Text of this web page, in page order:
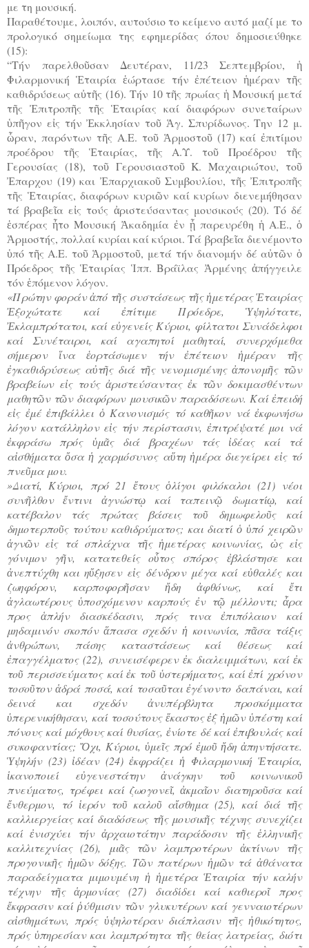
με τη μουσική.
Παραθέτουμε, λοιπόν, αυτούσιο το κείμενο αυτό μαζί με το
προλογικό σημείωμα της εφημερίδας όπου δημοσιεύθηκε
(15):
“Τήν παρελθοῦσαν Δευτέραν, 11/23 Σεπτεμβρίου, ἡ
Φιλαρμονική Ἑταιρία ἑώρτασε τήν ἐπέτειον ἡμέραν τῆς
καθιδρύσεως αὐτῆς (16). Τήν 10 τῆς πρωίας ἡ Μουσική μετά
τῆς Ἐπιτροπῆς τῆς Ἑταιρίας καί διαφόρων συνεταίρων
ὑπῆγον εἰς τήν Ἐκκλησίαν τοῦ Ἁγ. Σπυρίδωνος. Την 12 μ.
ὧραν, παρόντων τῆς Α.Ε. τοῦ Ἁρμοστοῦ (17) καί ἐπιτίμου
προέδρου τῆς Ἑταιρίας, τῆς Α.Υ. τοῦ Προέδρου τῆς
Γερουσίας (18), τοῦ Γερουσιαστοῦ Κ. Μαχαιριώτου, τοῦ
Ἐπαρχου (19) και Ἐπαρχιακοῦ Συμβουλίου, τῆς Ἐπιτροπῆς
τῆς Ἑταιρίας, διαφόρων κυριῶν καί κυρίων διενεμήθησαν
τά βραβεῖα εἰς τούς ἀριστεύσαντας μουσικούς (20). Τό δέ
ἑσπέρας ἦτο Μουσική Ἀκαδημία ἐν ᾗ παρευρέθη ἡ Α.Ε., ὁ
Ἁρμοστής, πολλαί κυρίαι καί κύριοι. Τά βραβεῖα διενέμοντο
ὑπό τῆς Α.Ε. τοῦ Ἁρμοστοῦ, μετά τήν διανομήν δέ αὐτῶν ὁ
Πρόεδρος τῆς Ἑταιρίας Ἱππ. Βράϊλας Ἀρμένης ἀπήγγειλε
τόν ἑπόμενον λόγον.
«Πρώτην φοράν ἀπό τῆς συστάσεως τῆς ἡμετέρας Ἑταιρίας
Ἐξοχώτατε καί ἐπίτιμε Πρόεδρε, Ὑψηλότατε,
Ἐκλαμπρότατοι, καί εὐγενείς Κύριοι, φίλτατοι Συνάδελφοι
καί Συνέταιροι, καί αγαπητοί μαθηταί, συνερχόμεθα
σήμερον ἵνα ἑορτάσωμεν τήν ἐπέτειον ἡμέραν τῆς
ἐγκαθιδρύσεως αὐτῆς διά τῆς νενομισμένης ἀπονομῆς τῶν
βραβείων εἰς τούς ἀριστεύσαντας ἐκ τῶν δοκιμασθέντων
μαθητῶν τῶν διαφόρων μουσικῶν παραδόσεων. Καί ἐπειδή
εἰς ἐμέ ἐπιβάλλει ὁ Κανονισμός τό καθῆκον νά ἐκφωνήσω
λόγον κατάλληλον εἰς τήν περίστασιν, ἐπιτρέψατέ μοι νά
ἐκφράσω πρός ὑμᾶς διά βραχέων τάς ἰδέας καί τά
αἰσθήματα ὄσα ἡ χαρμόσυνος αὕτη ἡμέρα διεγείρει εἰς τό
πνεῦμα μου.
»Διατί, Κύριοι, πρό 21 ἔτους ὁλίγοι φιλόκαλοι (21) νέοι
συνῆλθον ἔντινι ἀγνώστῳ καί ταπεινῷ δωματίῳ, καί
κατέβαλον τάς πρώτας βάσεις τοῦ δημωφελοῦς καί
δημοτερποῦς τούτου καθιδρύματος; και διατί ὁ ὑπό χειρῶν
ἁγνῶν εἰς τά σπλάχνα τῆς ἡμετέρας κοινωνίας, ὡς εἰς
γόνιμον γῆν, κατατεθείς οὗτος σπόρος ἐβλάστησε και
ἀνεπτύχθη και ηὔξησεν εἰς δένδρον μέγα καί εὐθαλές και
ζωηφόρον, καρποφορῆσαν ἤδη ἀφθόνως, καί ἔτι
ἀγλαωτέρους ὑποσχόμενον καρπούς ἐν τῷ μέλλοντι; ἆρα
προς ἁπλήν διασκέδασιν, πρός τινα ἐπιπόλαιον καί
μηδαμινόν σκοπόν ἅπασα σχεδόν ἡ κοινωνία, πᾶσα τάξις
ἀνθρώπων, πάσης καταστάσεως καί θέσεως καί
ἐπαγγέλματος (22), συνεισέφερεν ἐκ διαλειμμάτων, καί ἐκ
τοῦ περισσεύματος καί ἐκ τοῦ ὑστερήματος, καί ἐπί χρόνον
τοσοῦτον ἁδρά ποσά, καί τοσαῦται ἐγένοντο δαπάναι, καί
δεινά και σχεδόν ἀνυπέρβλητα προσκόμματα
ὑπερενικήθησαν, καί τοσούτους ἕκαστος ἐξ ἡμῶν ὑπέστη καί
πόνους καί μόχθους καί θυσίας, ἐνίοτε δέ καί ἐπιβουλάς καί
συκοφαντίας; Ὄχι, Κύριοι, ὑμεῖς πρό ἐμοῦ ἤδη ἀπηντήσατε.
Ὑψηλήν (23) ἰδέαν (24) ἐκφράζει ἡ Φιλαρμονική Ἑταιρία,
ἱκανοποιεί εὐγενεστάτην ἀνάγκην τοῦ κοινωνικοῦ
πνεύματος, τρέφει καί ζωογονεῖ, ἀκμαῖον διατηροῦσα καί
ἔνθερμον, τό ἱερόν τοῦ καλοῦ αἴσθημα (25), καί διά τῆς
καλλιεργείας καί διαδόσεως τῆς μουσικῆς τέχνης συνεχίζει
καί ἐνισχύει τήν ἀρχαιοτάτην παράδοσιν τῆς ἑλληνικῆς
καλλιτεχνίας (26), μιᾶς τῶν λαμπροτέρων ἀκτίνων τῆς
προγονικῆς ἡμῶν δόξης. Τῶν πατέρων ἡμῶν τά ἀθάνατα
παραδείγματα μιμουμένη ἡ ἡμετέρα Ἑταιρία τήν καλήν
τέχνην τῆς ἁρμονίας (27) διαδίδει καί καθιεροῖ προς
ἔκφρασιν καί ῥύθμισιν τῶν γλυκυτέρων καί γενναιοτέρων
αἰσθημάτων, πρός ὑψηλοτέραν διάπλασιν τῆς ἠθικότητος,
πρός ὑπηρεσίαν και λαμπρότητα τῆς θείας λατρείας, διότι